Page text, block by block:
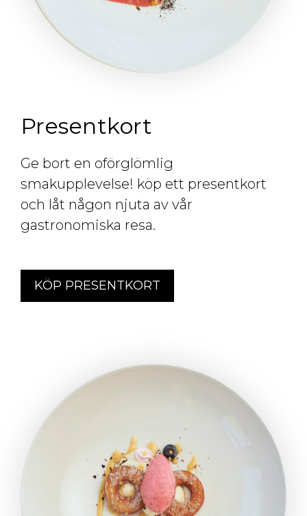
Presentkort
Ge bort en oförglömlig
smakupplevelse! köp ett presentkort
och låt någon njuta av vår
gastronomiska resa.
KÖP PRESENTKORT